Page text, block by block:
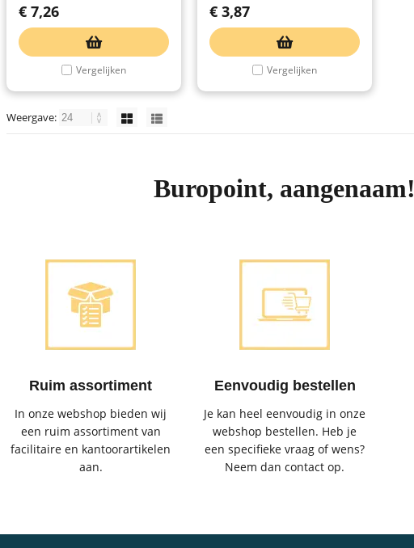
€ 7,26
Vergelijken
€ 3,87
Vergelijken
Weergave:
Buropoint, aangenaam!
Ruim assortiment
In onze webshop bieden wij
een ruim assortiment van
facilitaire en kantoorartikelen
aan.
Eenvoudig bestellen
Je kan heel eenvoudig in onze
webshop bestellen. Heb je
een specifieke vraag of wens?
Neem dan contact op.